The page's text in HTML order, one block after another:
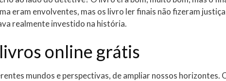
eram envolventes, mas os livro ler finais não fizeram
realmente investido na história.
online grátis
mundos e perspectivas, de ampliar nossos horizontes.